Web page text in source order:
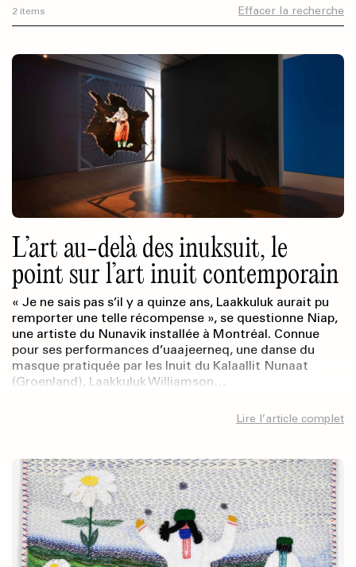
2 items Effacer la recherche
L’art au-delà des inuksuit, le
point sur l’art inuit contemporain
« Je ne sais pas s’il y a quinze ans, Laakkuluk aurait pu
remporter une telle récompense », se questionne Niap,
une artiste du Nunavik installée à Montréal. Connue
pour ses performances d’uaajeerneq, une danse du
masque pratiquée par les Inuit du Kalaallit Nunaat
(Groenland), Laakkuluk Williamson…
Lire l’article complet